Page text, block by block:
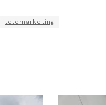
telemarketing